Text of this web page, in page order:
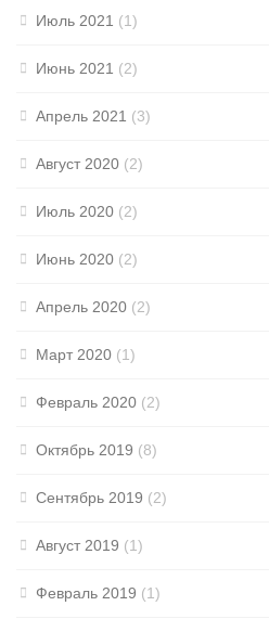
Июль 2021 (1)
Июнь 2021 (2)
Апрель 2021 (3)
Август 2020 (2)
Июль 2020 (2)
Июнь 2020 (2)
Апрель 2020 (2)
Март 2020 (1)
Февраль 2020 (2)
Октябрь 2019 (8)
Сентябрь 2019 (2)
Август 2019 (1)
Февраль 2019 (1)